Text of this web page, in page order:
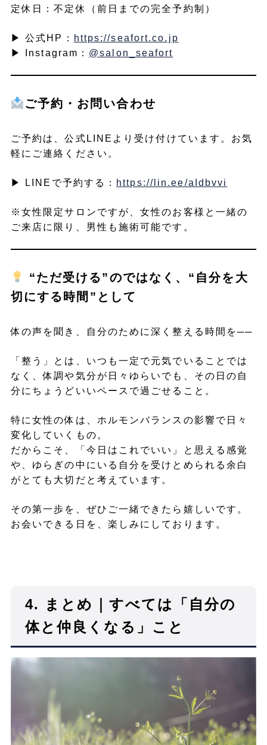
定休日：不定休（前日までの完全予約制）
▶︎ 公式HP：
https://seafort.co.jp
▶︎ Instagram： @salon_seafort
ご予約・お問い合わせ
ご予約は、公式LINEより受け付けています。お気
軽にご連絡ください。
▶︎ LINEで予約する： https://lin.ee/aIdbvvi
※女性限定サロンですが、女性のお客様と一緒の
ご来店に限り、男性も施術可能です。
“ただ受ける”のではなく、“自分を大
切にする時間”として
体の声を聞き、自分のために深く整える時間を──
「整う」とは、いつも一定で元気でいることでは
なく、体調や気分が日々ゆらいでも、その日の自
分にちょうどいいペースで過ごせること。
特に女性の体は、ホルモンバランスの影響で日々
変化していくもの。
だからこそ、「今日はこれでいい」と思える感覚
や、ゆらぎの中にいる自分を受けとめられる余白
がとても大切だと考えています。
その第一歩を、ぜひご一緒できたら嬉しいです。
お会いできる日を、楽しみにしております。
4. まとめ｜すべては「自分の
体と仲良くなる」こと